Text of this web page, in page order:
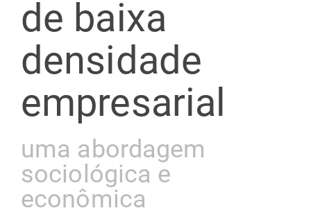
de baixa
densidade
empresarial
uma abordagem
sociológica e
econômica